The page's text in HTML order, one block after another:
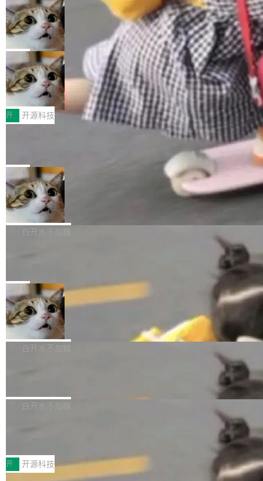
现实 过去两年，CIO们的焦虑清单上多了两项：
一是如何让大模型和智能体应用安全地从PoC走
向生产，二是如何让测试团队跟得上AI应用...
设置，如果用布尔值 + 可空字段来表示——bool
ean 表示是否可切换，nullable 的默认模式、浅
色方案、深色方案——会产生大量无意义的组
合。方案缺了、配置冲突了、全 null 了。要知道
哪些组合有效，作者说，你得靠"文档、校验、或
者部落知识"。 换个写法。Rust 的 enum，两个
变体：Switchable...
个"AI 知识库 + 聊天机器人"——每个大厂都在
做，没什么新鲜的。 但 Kenton Varda 在 Twitte
r 上把事情说清楚了： 今天我们发布了 Cloudfla
re OS，一个带连接器的聊天机器人，跟其他所
有科技公司做的一样。只不过，实际上它不一
样。这是 Sandstorm.io 的重制版，我十年前的
那个创业公司。不同的是，这次它构建在 Cloudf
lare Workers 上——我花了九年时间搭建的平台
——并且深度集成了 AI。这基本上是我十年秘密
Deno 团队开源 Celld，可自托管的分
布式 Durable Objects
Ryan Dahl 领导的 Deno 团队推出了最新开源项
目 Celld，一个能在自己机器上运行 Cloudflare
Workers 和 Durable Objects 的守护进程。 设
计思路很直接：每个对象是一个独立的 SQLite
数据库，按名称寻址，复制到你自己的 S3 兼容
存储库里。节点之间只通过这个存储库协调——
没有控制平面，没有共识协议。每个对象自带一
个小型数据库，应用天然按分片构建，单个数据
库的竞争和爆炸半径问题在设计层面就被消除
了。 闲置的 cell 会休眠到几乎不占资源。当 cel
l 迁移或唤醒时，新宿主从 S3 恢复 SQLite 数据
库继续执行。存储库是持久化的唯一真相...
局
鲁大师7月新机性能/流畅/AI榜：vivo夺
性能、流畅双第一，三星Galaxy Z系列
新折叠缺席
2026年7月的手机市场，由于存储等硬件成本暴
增，手机厂商的日子也不好过啊，新机速度明显
放缓，因此硝烟味淡了许多。新机参数规格除开
高价的三星折叠（三星Galaxy Z Fold8 Ultra / Z
Fold8 / Z Flip8）外，其余要么是中低端机器，
例如iQOO Z11i、REDMI Note 17、REDMI No
te 17 Pro、OPPO K15，要么是vivo X300 E这
样的次旗舰。 Galaxy Z Fold8 Ultra / Z Fold8 /
Z Flip8三款折叠屏新机均在7月22日发布，且全
部搭载骁龙8 Elite Gen5 for Galaxy，它们本该
开 开源科技
Zed 编辑器团队发布了新项目——DeltaDB，一
个在 git commit 之间记录每一次编辑操作的版
本控制系统。目前处于 Early Access 阶段。 De
ltaDB 的核心思路直接写在 landing page 最显
眼的位置：「Software is made between com
mits」——软件是在 commit 之间写出来的。git
是把这段空隙补上。 回退到任何一次编辑：Delt
aDB 捕获 commit 之间的每一次操作，...
局
SpaceXAI 单季资本开支达 183 亿美元
根据风险投资人Tomer Tunguz 博客（VC 分
析）披露的最新分析与第二季度业绩报告，Spac
微软同期总资本开支的四成。 与亚马逊、Alpha
bet、微软以及 Meta 等传统科技巨头相比，Spa
ceXAI的资金消耗速度尤为引人瞩目。然而，支
撑庞大支出的资金来源却呈现出截然不同的面
貌。数据显示，微软和 Meta 主要依托充沛的经
白开水不加糖
一个在终端里运行的编程 agent；Muse Spark
1.2，驱动这个 agent 的新模型。一句话概括：
你可以用 curl -fsSL https://dev.meta.ai/install.
sh | bash 安装一个能在大项目里自动规划、写
代码、验证结果的 AI 终端工具。 据介绍，Muse
个主 agent 循环，外加一组后台 agent。这些后
局
美团开源 LoHoSearch，用知识图谱校
准 AI 能力认知
机器出题的前提，是让机器拥有全局视野。整个
构建流程可以分为四个环节：建图 → 控制难度
白开水不加糖
库，并将作为transport接入Mooncake TENT。
MPComm将作为一种传输引擎接入Mooncake T
ENT，实现零拷贝传输性能提升30%、非零拷贝
白开水不加糖
型案例入选名单》，深信服“面向企业研发场景的
开源 AI 编程平台 CoStrict 应用”凭借卓越的技术
开 开源科技